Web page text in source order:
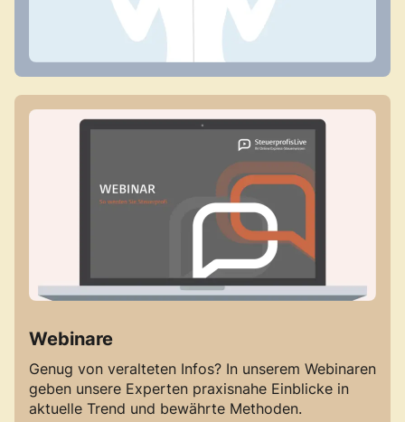
Webinare
Genug von veralteten Infos? In unserem Webinaren
geben unsere Experten praxisnahe Einblicke in
aktuelle Trend und bewährte Methoden.